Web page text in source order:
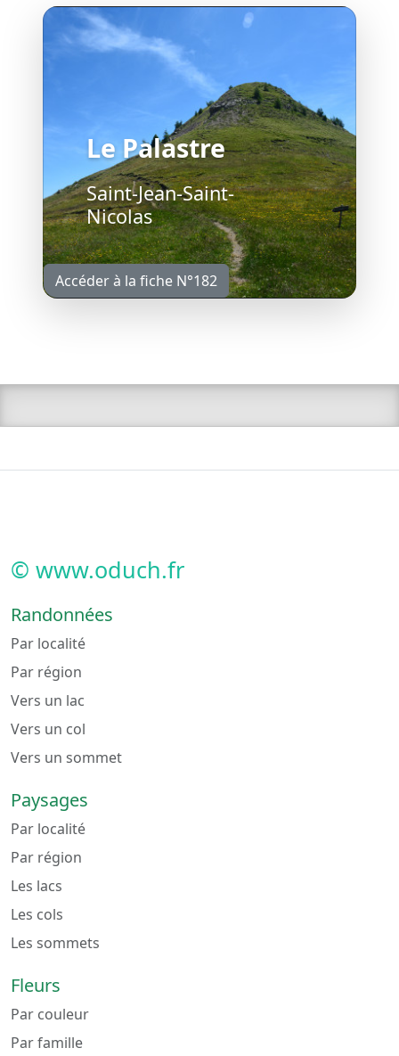
Le Palastre
Saint-Jean-Saint-
Nicolas
Accéder à la fiche N°182
© www.oduch.fr
Randonnées
Par localité
Par région
Vers un lac
Vers un col
Vers un sommet
Paysages
Par localité
Par région
Les lacs
Les cols
Les sommets
Fleurs
Par couleur
Par famille